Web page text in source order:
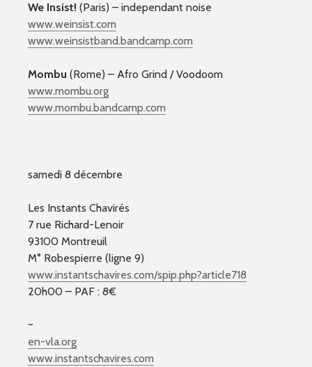
We Insist! (Paris) – independant noise
www.weinsist.com
www.weinsistband.bandcamp.com
Mombu (Rome) – Afro Grind / Voodoom
www.mombu.org
www.mombu.bandcamp.com
samedi 8 décembre
Les Instants Chavirés
7 rue Richard-Lenoir
93100 Montreuil
M° Robespierre (ligne 9)
www.instantschavires.com/spip.php?article718
20h00 – PAF : 8€
~
en-vla.org
www.instantschavires.com